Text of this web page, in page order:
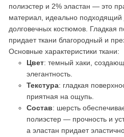
полиэстер и 2% эластан — это
материал, идеально подходящий
долговечных костюмов. Гладкая
придает ткани благородный и
Основные характеристики ткани:
Цвет: темный хаки,
элегантность.
Текстура: гладкая
приятная на ощупь.
Состав: шерсть
полиэстер — прочность и
а эластан придает